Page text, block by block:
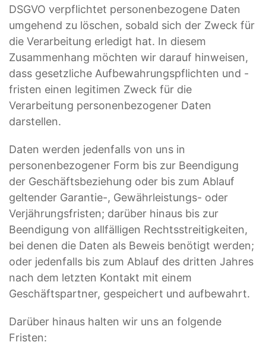
DSGVO verpflichtet personenbezogene Daten
umgehend zu löschen, sobald sich der Zweck für
die Verarbeitung erledigt hat. In diesem
Zusammenhang möchten wir darauf hinweisen,
dass gesetzliche Aufbewahrungspflichten und -
fristen einen legitimen Zweck für die
Verarbeitung personenbezogener Daten
darstellen.
Daten werden jedenfalls von uns in
personenbezogener Form bis zur Beendigung
der Geschäftsbeziehung oder bis zum Ablauf
geltender Garantie-, Gewährleistungs- oder
Verjährungsfristen; darüber hinaus bis zur
Beendigung von allfälligen Rechtsstreitigkeiten,
bei denen die Daten als Beweis benötigt werden;
oder jedenfalls bis zum Ablauf des dritten Jahres
nach dem letzten Kontakt mit einem
Geschäftspartner, gespeichert und aufbewahrt.
Darüber hinaus halten wir uns an folgende
Fristen: